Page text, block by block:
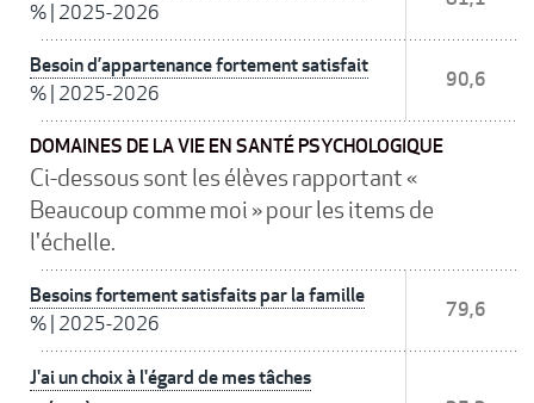
% 2025-2026
Besoin d’appartenance fortement satisfait
% 2025-2026
90,6
DOMAINES DE LA VIE EN SANTÉ PSYCHOLOGIQUE
Ci-dessous sont les élèves rapportant «
Beaucoup comme moi » pour les items de
l'échelle.
Besoins fortement satisfaits par la famille
% 2025-2026
79,6
J'ai un choix à l'égard de mes tâches